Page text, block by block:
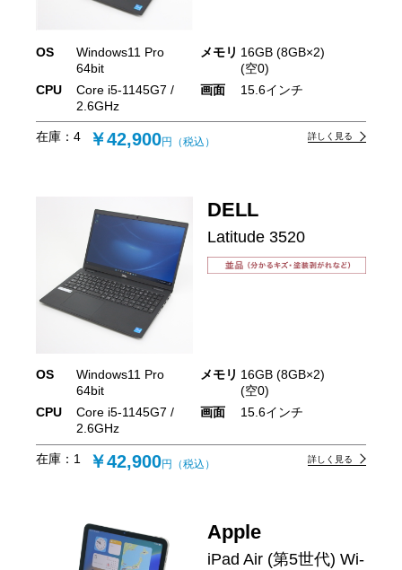
OS
Windows11 Pro
64bit
メモリ 16GB (8GB×2)
(空0)
CPU
Core i5-1145G7 /
2.6GHz
画面 15.6インチ
在庫： 4 ￥42,900円（税込） 詳しく見る
DELL
Latitude 3520
OS
Windows11 Pro
64bit
メモリ 16GB (8GB×2)
(空0)
CPU
Core i5-1145G7 /
2.6GHz
画面 15.6インチ
在庫： 1 ￥42,900円（税込） 詳しく見る
Apple
iPad Air (第5世代) Wi-